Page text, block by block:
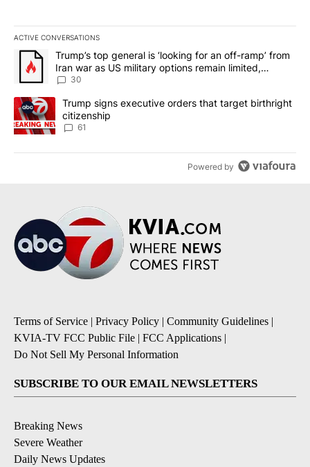
ACTIVE CONVERSATIONS
The following is a list of the most commented articles in the last
A trending article titled "Trump’s top general is ‘looking for an
Trump’s top general is ‘looking for an off-ramp’ from
Iran war as US military options remain limited,
sources say
30
A trending article titled "Trump signs executive orders that
Trump signs executive orders that target birthright
citizenship
61
Powered by
Terms of Service | Privacy Policy | Community Guidelines |
KVIA-TV FCC Public File | FCC Applications |
Do Not Sell My Personal Information
SUBSCRIBE TO OUR EMAIL NEWSLETTERS
Breaking News
Severe Weather
Daily News Updates